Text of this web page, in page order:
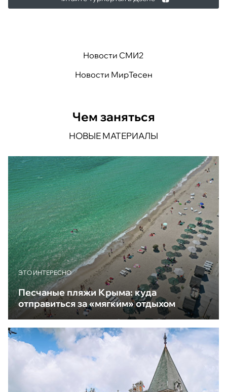
Новости СМИ2
Новости МирТесен
Чем заняться
НОВЫЕ МАТЕРИАЛЫ
ЭТО ИНТЕРЕСНО
Песчаные пляжи Крыма: куда
отправиться за «мягким» отдыхом